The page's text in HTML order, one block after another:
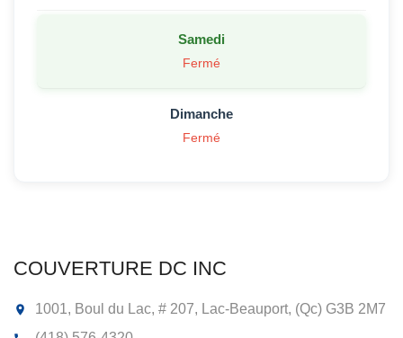
Samedi
Fermé
Dimanche
Fermé